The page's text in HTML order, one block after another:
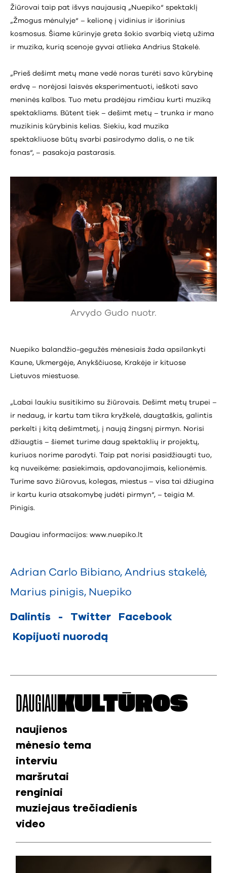
Žiūrovai taip pat išvys naujausią „Nuepiko“ spektaklį
„Žmogus mėnulyje“ – kelionę į vidinius ir išorinius
kosmosus. Šiame kūrinyje greta šokio svarbią vietą užima
ir muzika, kurią scenoje gyvai atlieka Andrius Stakelė.
„Prieš dešimt metų mane vedė noras turėti savo kūrybinę
erdvę – norėjosi laisvės eksperimentuoti, ieškoti savo
meninės kalbos. Tuo metu pradėjau rimčiau kurti muziką
spektakliams. Būtent tiek – dešimt metų – trunka ir mano
muzikinis kūrybinis kelias. Siekiu, kad muzika
spektakliuose būtų svarbi pasirodymo dalis, o ne tik
fonas“, – pasakoja pastarasis.
Arvydo Gudo nuotr.
Nuepiko balandžio-gegužės mėnesiais žada apsilankyti
Kaune, Ukmergėje, Anykščiuose, Krakėje ir kituose
Lietuvos miestuose.
„Labai laukiu susitikimo su žiūrovais. Dešimt metų trupei –
ir nedaug, ir kartu tam tikra kryžkelė, daugtaškis, galintis
perkelti į kitą dešimtmetį, į naują žingsnį pirmyn. Norisi
džiaugtis – šiemet turime daug spektaklių ir projektų,
kuriuos norime parodyti. Taip pat norisi pasidžiaugti tuo,
ką nuveikėme: pasiekimais, apdovanojimais, kelionėmis.
Turime savo žiūrovus, kolegas, miestus – visa tai džiugina
ir kartu kuria atsakomybę judėti pirmyn“, – teigia M.
Pinigis.
Daugiau informacijos: www.nuepiko.lt
Adrian Carlo Bibiano, Andrius stakelė,
Marius pinigis, Nuepiko
Dalintis - Twitter
Facebook
Kopijuoti nuorodą
DAUGIAU KULTŪROS
naujienos
mėnesio tema
interviu
maršrutai
renginiai
muziejaus trečiadienis
video